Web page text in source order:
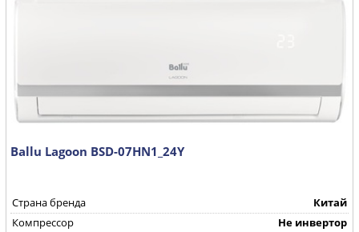
Ballu Lagoon BSD-07HN1_24Y
Страна бренда
Китай
Компрессор
Не инвертор